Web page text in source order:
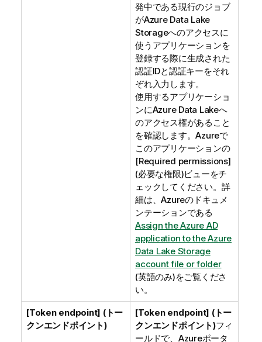
発中である現行のジョブ
がAzure Data Lake
Storageへのアクセスに
使うアプリケーションを
登録する際に生成された
認証IDと認証キーをそれ
ぞれ入力します。
使用するアプリケーショ
ンにAzure Data Lakeへ
のアクセス権があること
を確認します。Azureで
このアプリケーションの
[Required permissions]
(必要な権限)ビューをチ
ェックしてください。詳
細は、Azureのドキュメ
ンテーションである
Assign the Azure AD
application to the Azure
Data Lake Storage
account file or folder
(英語のみ)をご覧くださ
い。
[Token endpoint] (トー
クンエンドポイント)
[Token endpoint] (トー
クンエンドポイント)フィ
ールドで、Azureポータ